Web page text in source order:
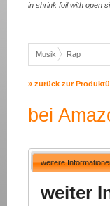
in shrink foil with open
Musik Rap
» zurück zur
bei
weitere
weiter